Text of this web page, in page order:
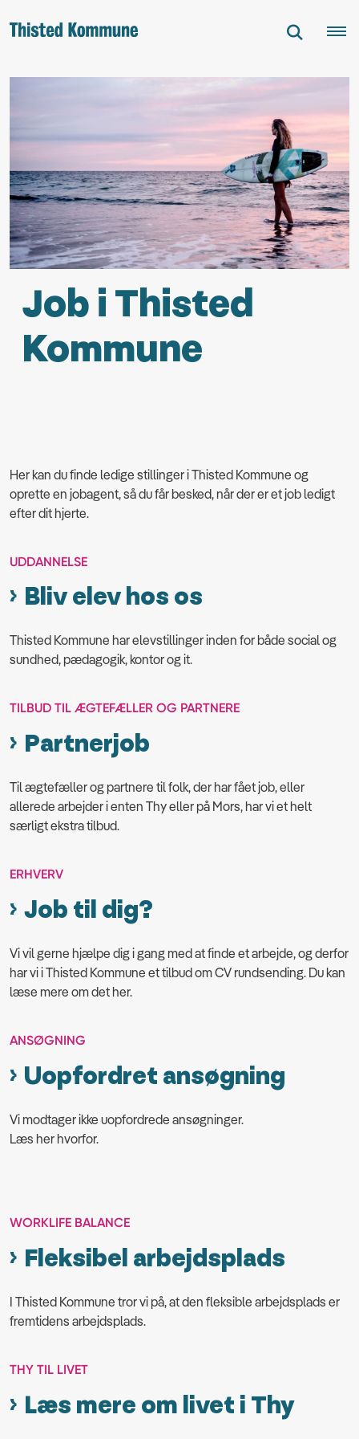
Job i Thisted
Kommune
Her kan du finde ledige stillinger i Thisted Kommune og
oprette en jobagent, så du får besked, når der er et job ledigt
efter dit hjerte.
UDDANNELSE
Bliv elev hos os
Thisted Kommune har elevstillinger inden for både social og
sundhed, pædagogik, kontor og it.
TILBUD TIL ÆGTEFÆLLER OG PARTNERE
Partnerjob
Til ægtefæller og partnere til folk, der har fået job, eller
allerede arbejder i enten Thy eller på Mors, har vi et helt
særligt ekstra tilbud.
ERHVERV
Job til dig?
Vi vil gerne hjælpe dig i gang med at finde et arbejde, og derfor
har vi i Thisted Kommune et tilbud om CV rundsending. Du kan
læse mere om det her.
ANSØGNING
Uopfordret ansøgning
Vi modtager ikke uopfordrede ansøgninger.
Læs her hvorfor.
WORKLIFE BALANCE
Fleksibel arbejdsplads
I Thisted Kommune tror vi på, at den fleksible arbejdsplads er
fremtidens arbejdsplads.
THY TIL LIVET
Læs mere om livet i Thy